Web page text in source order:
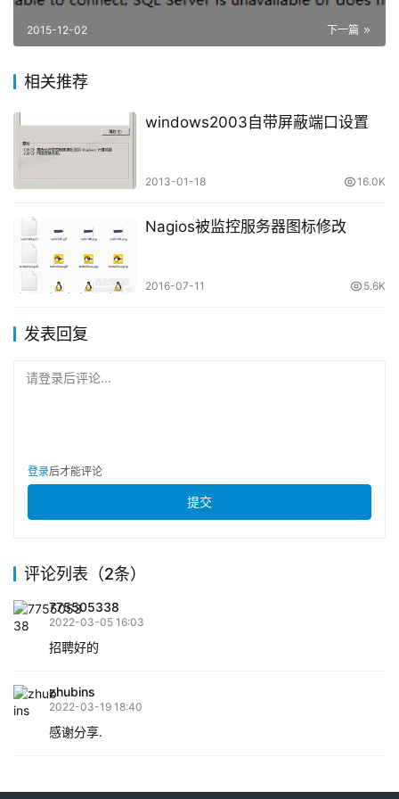
下一篇
2015-12-02
相关推荐
windows2003自带屏蔽端口设置
2013-01-18 16.0K
Nagios被监控服务器图标修改
2016-07-11 5.6K
发表回复
请登录后评论...
登录后才能评论
提交
评论列表（2条）
775505338
2022-03-05 16:03
招聘好的
zhubins
2022-03-19 18:40
感谢分享.